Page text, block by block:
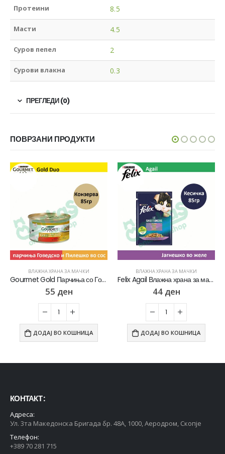
Протеини 8.5
Масти 4.5
Суров пепел 2
Сурови влакна 0.3
ПРЕГЛЕДИ (0)
ПОВРЗАНИ ПРОДУКТИ
ВЛАЖНА ХРАНА ЗА МАЧКИ
Gourmet Gold Парчиња со Говедско и Пилешко во сос [Конзерва 85]
55 ден
ДОДАЈ ВО КОШНИЦА
ВЛАЖНА ХРАНА ЗА МАЧКИ
Felix Agail Влажна храна за мачки со Јагнешко во желе [Кесичка 85гр]
44 ден
ДОДАЈ ВО КОШНИЦА
КОНТАКТ :
Адреса:
Ул. 3та Македонска Бригада бр. 48А, 1000, Аеродром, Скопје
Телефон:
+389 70 281 715